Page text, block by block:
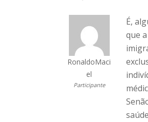
RonaldoMaci
el
Participante
É,
que